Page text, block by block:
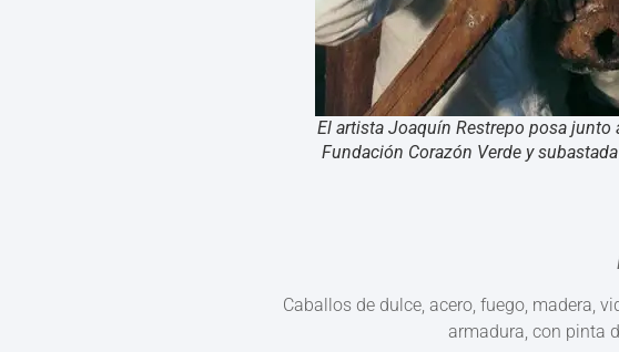
El artista Joaquín Restrepo posa junto
Fundación Corazón Verde y
Caballos de dulce, acero, fuego, madera,
armadura, con pinta